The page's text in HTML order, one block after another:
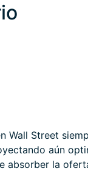
Wall Street
aún
absorber la